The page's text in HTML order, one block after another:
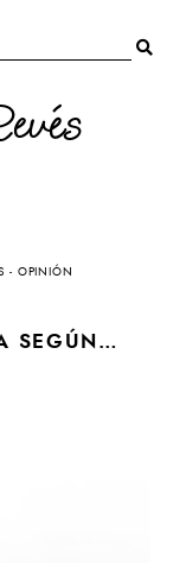
- OPINIÓN
SEGÚN…